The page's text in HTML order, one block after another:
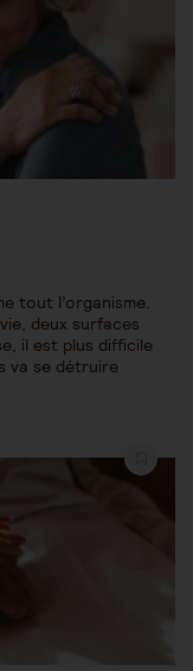
tout l’organisme.
deux surfaces
il est plus difficile
va se détruire